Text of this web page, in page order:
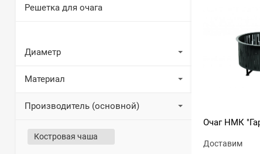
Решетка для очага
Диаметр
Материал
Производитель (основной)
Костровая чаша
Очаг НМК
Доставим